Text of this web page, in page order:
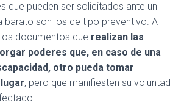
que pueden ser solicitados ante un
barato son los de tipo preventivo. A
documentos que realizan las
poderes que, en caso de una
otro pueda tomar
, pero que manifiesten su voluntad